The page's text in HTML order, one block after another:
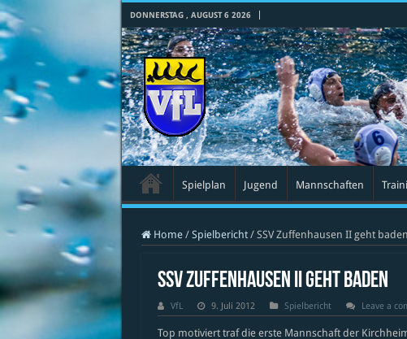
DONNERSTAG , AUGUST 6 2026
Spielplan Jugend Mannschaften
Home / Spielbericht / SSV Zuffenhausen II geht baden
SSV Zuffenhausen II geht baden
VfL 9. Juli 2012 Spielbericht Leave a
Top motiviert traf die erste Mannschaft der